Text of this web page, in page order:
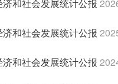
和社会发展统计公报
和社会发展统计公报
和社会发展统计公报